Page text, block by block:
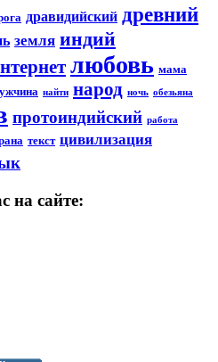
дравидийский древний
земля индий
любовь мама
найти народ ночь обезьяна
протоиндийский работа
текст цивилизация
на сайте: